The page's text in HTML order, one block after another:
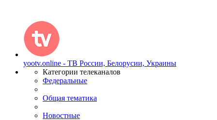
yootv.online - ТВ России, Белорусии, Украины
Категории телеканалов
Федеральные
Общая тематика
Новостные